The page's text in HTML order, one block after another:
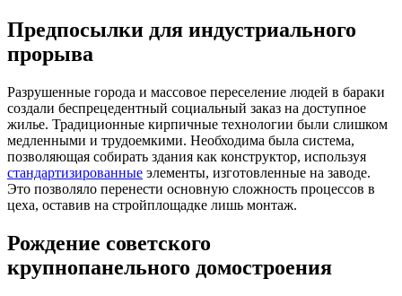
Предпосылки для индустриального
прорыва
Разрушенные города и массовое переселение людей в бараки
создали беспрецедентный социальный заказ на доступное
жилье. Традиционные кирпичные технологии были слишком
медленными и трудоемкими. Необходима была система,
позволяющая собирать здания как конструктор, используя
стандартизированные элементы, изготовленные на заводе.
Это позволяло перенести основную сложность процессов в
цеха, оставив на стройплощадке лишь монтаж.
Рождение советского
крупнопанельного домостроения